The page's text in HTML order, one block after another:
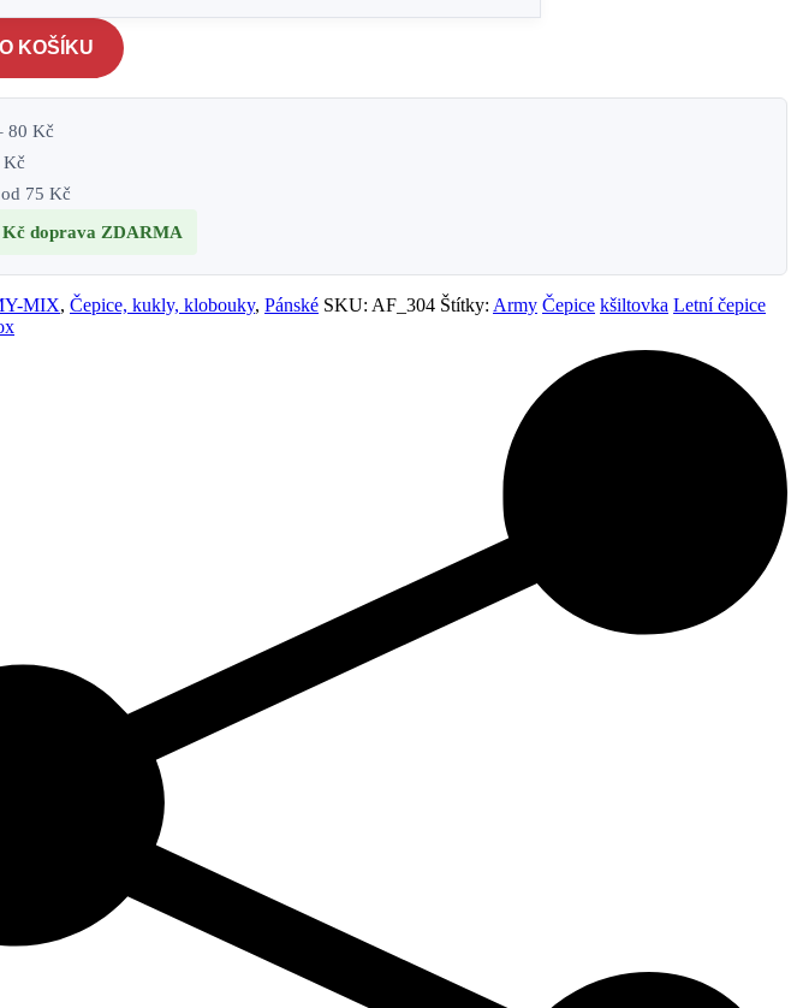
KOŠÍKU
80 Kč
Kč
75 Kč
Kčdoprava ZDARMA
MIX,Čepice, kukly, klobouky,Pánské SKU: AF_304 Štítky: Army Čepice kšiltovka Letní čepice